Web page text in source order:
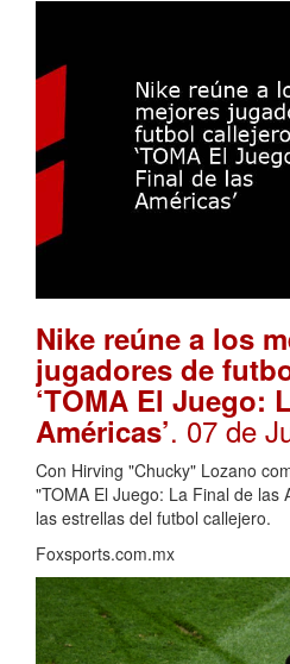
Nike reúne a los
jugadores de
‘TOMA El Juego:
Américas’. 07 de
Con Hirving "Chucky" Lozano
"TOMA El Juego: La Final de las
las estrellas del futbol callejero.
Foxsports.com.mx